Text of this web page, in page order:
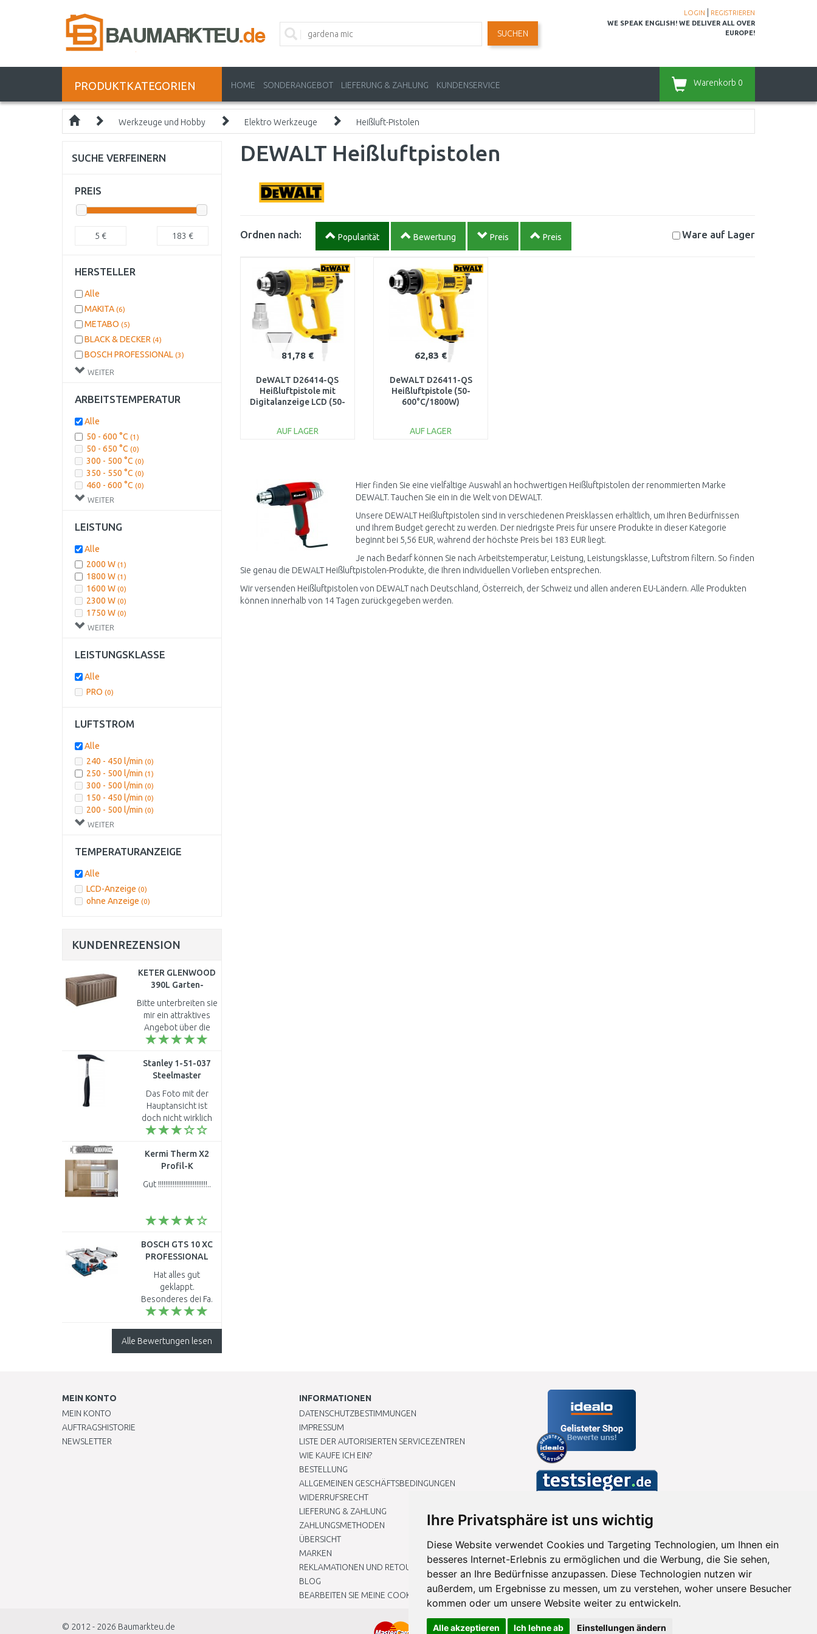
Ihre Privatsphäre ist uns wichtig
Diese Website verwendet Cookies und Targeting Technologien, um Ihnen ein
besseres Internet-Erlebnis zu ermöglichen und die Werbung, die Sie sehen,
besser an Ihre Bedürfnisse anzupassen. Diese Technologien nutzen wir
außerdem, um Ergebnisse zu messen, um zu verstehen, woher unsere Besucher
kommen oder um unsere Website weiter zu entwickeln.
Alle akzeptieren Ich lehne ab Einstellungen ändern
LOGIN
REGISTRIEREN
WE SPEAK ENGLISH! WE DELIVER ALL OVER
EUROPE!
SUCHEN
PRODUKTKATEGORIEN HOME SONDERANGEBOT LIEFERUNG & ZAHLUNG KUNDENSERVICE Warenkorb 0
Werkzeuge und Hobby Elektro Werkzeuge Heißluft-Pistolen
DEWALT Heißluftpistolen
Ordnen nach: Popularität Bewertung Preis Preis Ware auf Lager
81,78 €
DeWALT D26414-QS
Heißluftpistole mit
Digitalanzeige LCD (50-
AUF LAGER
Vergleichen
62,83 €
DeWALT D26411-QS
Heißluftpistole (50-
600°C/1800W)
AUF LAGER
Vergleichen
Hier finden Sie eine vielfältige Auswahl an hochwertigen Heißluftpistolen der renommierten Marke
DEWALT. Tauchen Sie ein in die Welt von DEWALT.
Unsere DEWALT Heißluftpistolen sind in verschiedenen Preisklassen erhältlich, um Ihren Bedürfnissen
und Ihrem Budget gerecht zu werden. Der niedrigste Preis für unsere Produkte in dieser Kategorie
beginnt bei 5,56 EUR, während der höchste Preis bei 183 EUR liegt.
Je nach Bedarf können Sie nach Arbeitstemperatur, Leistung, Leistungsklasse, Luftstrom filtern. So finden
Sie genau die DEWALT Heißluftpistolen-Produkte, die Ihren individuellen Vorlieben entsprechen.
Wir versenden Heißluftpistolen von DEWALT nach Deutschland, Österreich, der Schweiz und allen anderen EU-Ländern. Alle Produkten
können innerhalb von 14 Tagen zurückgegeben werden.
SUCHE VERFEINERN
PREIS
5 € 183 €
HERSTELLER
WEITER
Alle
MAKITA (6)
METABO (5)
BLACK & DECKER (4)
BOSCH PROFESSIONAL (3)
GÜDE(2)
EINHELL (2)
BOSCH DIY
STANLEY(1)
Hikoki (1)
STEINEL(1)
ARBEITSTEMPERATUR
WEITER
Alle
50 - 600 °C (1)
50 - 650 °C (0)
300 - 500 °C (0)
350 - 550 °C (0)
460 - 600 °C (0)
50 - 400 - 600 °C
50 - 550 °C
50 - 630 °C
67 - 486/84-640 °C
LEISTUNG
WEITER
Alle
2000 W (1)
1800 W (1)
1600 W (0)
2300 W (0)
1750 W (0)
950 W(0)
LEISTUNGSKLASSE
Alle
PRO (0)
LUFTSTROM
WEITER
Alle
240 - 450 l/min (0)
250 - 500 l/min (1)
300 - 500 l/min (0)
150 - 450 l/min (0)
200 - 500 l/min (0)
250 l/min
150 - 300 - 500 l/min(0)
200 - 550 l/min
250 - 550 l/min
400 l/min (1)
550 l/min (0)
TEMPERATURANZEIGE
Alle
LCD-Anzeige (0)
ohne Anzeige (0)
KUNDENREZENSION
KETER GLENWOOD
390L Garten-
Aufbewahrungsbox
128 x 65 x 61 cm,
braun 17193522
Bitte unterbreiten sie
mir ein attraktives
Angebot über die
auflagenbox mit 309
Mit freundlichen
Grüßen F.Hardt..
Stanley 1-51-037
Steelmaster
Latthammer mit
magnetischem
Nagelhalter 600g
Das Foto mit der
Hauptansicht ist
doch nicht wirklich
der angebotene
Kopfsicherung und
der Metallschutzring
sehen nicht..
Kermi Therm X2
Profil-K
22 554 / 1800
Gut !!!!!!!!!!!!!!!!!!!!!!!!!!!..
BOSCH GTS 10 XC
PROFESSIONAL
Tischsäge
0601B30400
Hat alles gut
geklappt.
Besonderes dei Fa.
Dachser möchte ich
erwähnen. Das Erste
Mal das eine
Alle Bewertungen lesen
MEIN KONTO
MEIN KONTO
AUFTRAGSHISTORIE
NEWSLETTER
INFORMATIONEN
DATENSCHUTZBESTIMMUNGEN
IMPRESSUM
LISTE DER AUTORISIERTEN SERVICEZENTREN
WIE KAUFE ICH EIN?
BESTELLUNG
ALLGEMEINEN GESCHÄFTSBEDINGUNGEN
WIDERRUFSRECHT
LIEFERUNG & ZAHLUNG
ZAHLUNGSMETHODEN
ÜBERSICHT
MARKEN
REKLAMATIONEN UND RETOUREN
BLOG
BEARBEITEN SIE MEINE COOKIE-EINSTELLUNGEN
© 2012 - 2026 Baumarkteu.de